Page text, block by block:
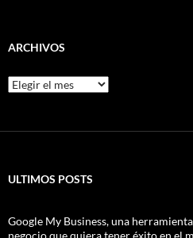
ARCHIVOS
Archivos
ULTIMOS POSTS
Google My Business, una
negocio que quiera tener éxito en el